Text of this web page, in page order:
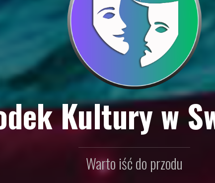
Kultury w
Warto iść do przodu